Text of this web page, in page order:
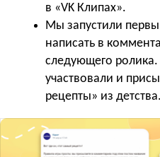
в «VK Клипах».
Мы запустили
написать в
следующего
участвовали и
рецепты» из детства.